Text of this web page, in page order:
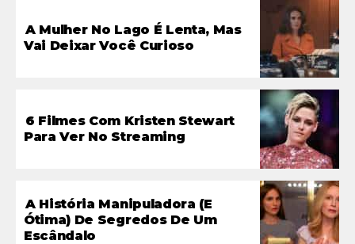
A Mulher No Lago É Lenta, Mas
Vai Deixar Você Curioso
6 Filmes Com Kristen Stewart
Para Ver No Streaming
A História Manipuladora (e
Ótima) De Segredos De Um
Escândalo